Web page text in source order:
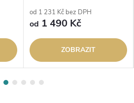
od 1 231 Kč bez DPH
od 1 490 Kč
ZOBRAZIT